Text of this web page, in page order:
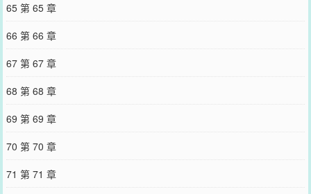
65 第 65 章
66 第 66 章
67 第 67 章
68 第 68 章
69 第 69 章
70 第 70 章
71 第 71 章